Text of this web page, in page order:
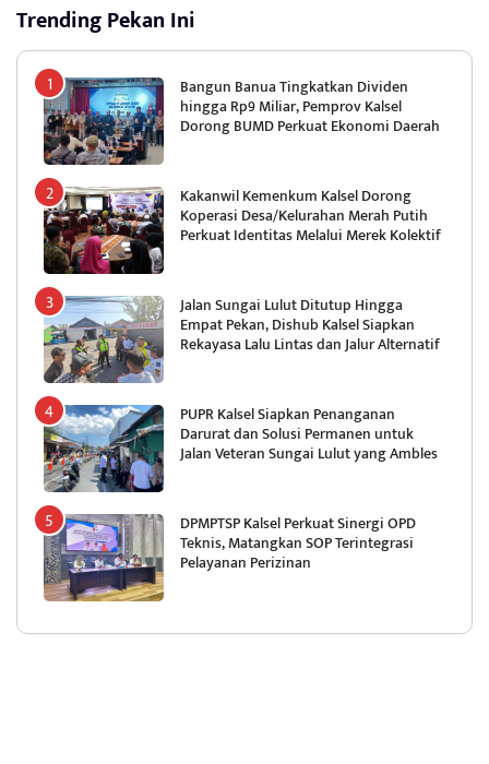
Trending Pekan Ini
Bangun Banua Tingkatkan Dividen
hingga Rp9 Miliar, Pemprov Kalsel
Dorong BUMD Perkuat Ekonomi Daerah
Kakanwil Kemenkum Kalsel Dorong
Koperasi Desa/Kelurahan Merah Putih
Perkuat Identitas Melalui Merek Kolektif
Jalan Sungai Lulut Ditutup Hingga
Empat Pekan, Dishub Kalsel Siapkan
Rekayasa Lalu Lintas dan Jalur Alternatif
PUPR Kalsel Siapkan Penanganan
Darurat dan Solusi Permanen untuk
Jalan Veteran Sungai Lulut yang Ambles
DPMPTSP Kalsel Perkuat Sinergi OPD
Teknis, Matangkan SOP Terintegrasi
Pelayanan Perizinan